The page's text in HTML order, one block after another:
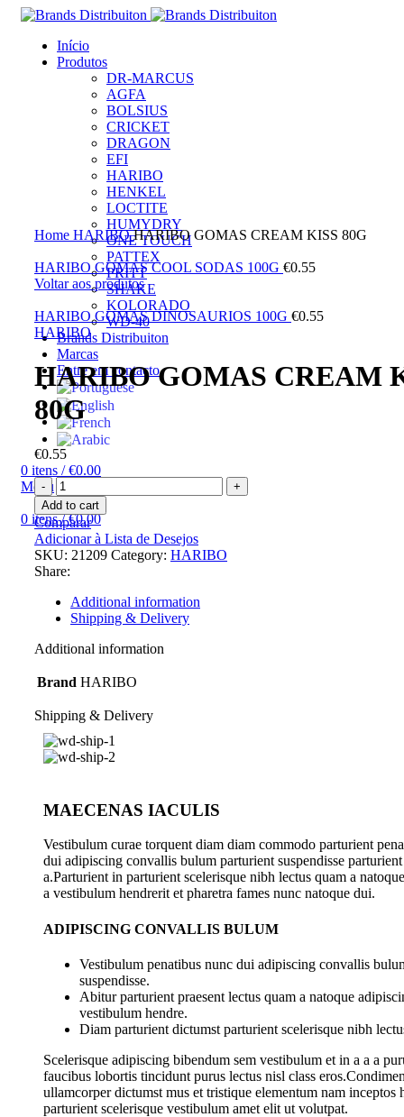
Início
Produtos
DR-MARCUS
AGFA
BOLSIUS
CRICKET
DRAGON
EFI
HARIBO
HENKEL
LOCTITE
HUMYDRY
ONE TOUCH
PATTEX
PRITT
SHAKE
KOLORADO
WD-40
Brands Distribuiton
Marcas
Entre em contacto
0 itens / €0.00
Menu
0 itens / €0.00
Clique para ampliar
Home HARIBOHARIBO GOMAS CREAM KISS 80G
HARIBO GOMAS COOL SODAS 100G €0.55
Voltar aos produtos
HARIBO GOMAS DINOSAURIOS 100G €0.55
HARIBO
HARIBO GOMAS CREAM
80G
€0.55
Add to cart
Comparar
Adicionar à Lista de Desejos
SKU: 21209 Category: HARIBO
Share:
Additional information
Shipping & Delivery
Additional information
Brand HARIBO
Shipping & Delivery
MAECENAS IACULIS
Vestibulum curae torquent diam diam commodo parturient
dui adipiscing convallis bulum parturient suspendisse parturient
a.Parturient in parturient scelerisque nibh lectus quam a
a vestibulum hendrerit et pharetra fames nunc natoque dui.
ADIPISCING CONVALLIS BULUM
Vestibulum penatibus nunc dui adipiscing convallis
suspendisse.
Abitur parturient praesent lectus quam a natoque
vestibulum hendre.
Diam parturient dictumst parturient scelerisque nibh
Scelerisque adipiscing bibendum sem vestibulum et in a a a
faucibus lobortis tincidunt purus lectus nisl class
ullamcorper dictumst mus et tristique elementum nam inceptos
parturient scelerisque vestibulum amet elit ut volutpat.